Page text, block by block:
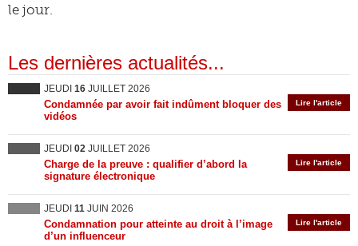
le jour.
Les dernières actualités...
JEUDI 16 JUILLET 2026
Lire l'article
Condamnée par avoir fait indûment bloquer des
vidéos
JEUDI 02 JUILLET 2026
Lire l'article
Charge de la preuve : qualifier d’abord la
signature électronique
JEUDI 11 JUIN 2026
Lire l'article
Condamnation pour atteinte au droit à l’image
d’un influenceur